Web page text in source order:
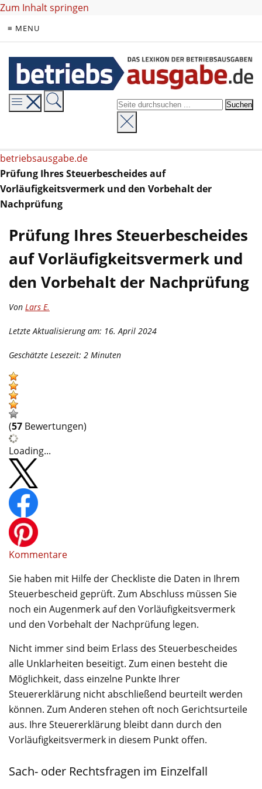
Zum Inhalt springen
≡ MENU
betriebsausgabe.de
Prüfung Ihres Steuerbescheides auf
Vorläufigkeitsvermerk und den Vorbehalt der
Nachprüfung
Prüfung Ihres Steuerbescheides
auf Vorläufigkeitsvermerk und
den Vorbehalt der Nachprüfung
Von Lars E.
Letzte Aktualisierung am: 16. April 2024
Geschätzte Lesezeit: 2 Minuten
(57 Bewertungen)
Loading...
Kommentare
Sie haben mit Hilfe der Checkliste die Daten in Ihrem
Steuerbescheid geprüft. Zum Abschluss müssen Sie
noch ein Augenmerk auf den Vorläufigkeitsvermerk
und den Vorbehalt der Nachprüfung legen.
Nicht immer sind beim Erlass des Steuerbescheides
alle Unklarheiten beseitigt. Zum einen besteht die
Möglichkeit, dass einzelne Punkte Ihrer
Steuererklärung nicht abschließend beurteilt werden
können. Zum Anderen stehen oft noch Gerichtsurteile
aus. Ihre Steuererklärung bleibt dann durch den
Vorläufigkeitsvermerk in diesem Punkt offen.
Sach- oder Rechtsfragen im Einzelfall